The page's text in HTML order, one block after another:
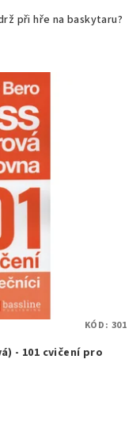
při hře na baskytaru?
- 101 cvičení pro
KÓD: 301